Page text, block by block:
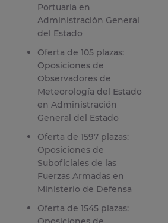
Portuaria en
Administración General
del Estado
Oferta de 105 plazas:
Oposiciones de
Observadores de
Meteorología del Estado
en Administración
General del Estado
Oferta de 1597 plazas:
Oposiciones de
Suboficiales de las
Fuerzas Armadas en
Ministerio de Defensa
Oferta de 1545 plazas: